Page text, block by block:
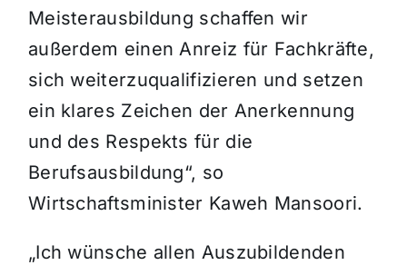
Meisterausbildung schaffen wir
außerdem einen Anreiz für Fachkräfte,
sich weiterzuqualifizieren und setzen
ein klares Zeichen der Anerkennung
und des Respekts für die
Berufsausbildung“, so
Wirtschaftsminister Kaweh Mansoori.
„Ich wünsche allen Auszubildenden